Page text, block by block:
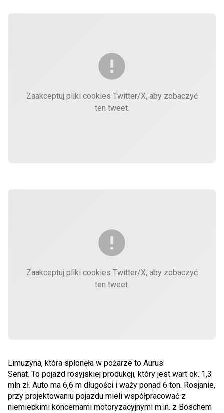
Zaakceptuj pliki cookies Twitter/X, aby zobaczyć
ten tweet.
Zaakceptuj pliki cookies Twitter/X, aby zobaczyć
ten tweet.
Limuzyna, która spłonęła w pożarze to Aurus
Senat. To pojazd rosyjskiej produkcji, który jest wart ok. 1,3
mln zł. Auto ma 6,6 m długości i waży ponad 6 ton. Rosjanie,
przy projektowaniu pojazdu mieli współpracować z
niemieckimi koncernami motoryzacyjnymi m.in. z Boschem